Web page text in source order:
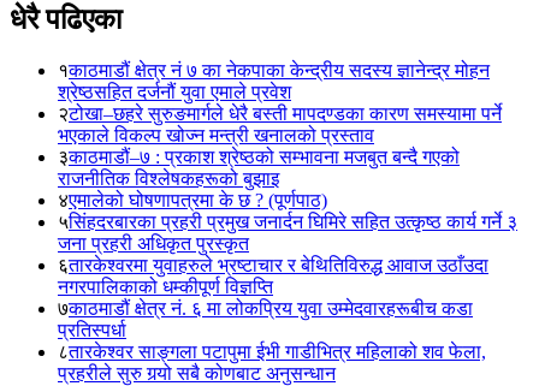
धेरै पढिएका
१काठमाडौं क्षेत्र नं ७ का नेकपाका केन्द्रीय सदस्य ज्ञानेन्द्र मोहन
श्रेष्ठसहित दर्जनौं युवा एमाले प्रवेश
२टोखा–छहरे सुरुङमार्गले धेरै बस्ती मापदण्डका कारण समस्यामा पर्ने
भएकाले विकल्प खोज्न मन्त्री खनालको प्रस्ताव
३काठमाडौं–७ : प्रकाश श्रेष्ठको सम्भावना मजबुत बन्दै गएको
राजनीतिक विश्लेषकहरूको बुझाइ
४एमालेको घोषणापत्रमा के छ ? (पूर्णपाठ)
५सिंहदरबारका प्रहरी प्रमुख जनार्दन घिमिरे सहित उत्कृष्ठ कार्य गर्ने ३
जना प्रहरी अधिकृत पुरस्कृत
६तारकेश्वरमा युवाहरुले भ्रष्टाचार र बेथितिविरुद्ध आवाज उठाँउदा
नगरपालिकाको धम्कीपूर्ण विज्ञप्ति
७काठमाडौं क्षेत्र नं. ६ मा लोकप्रिय युवा उम्मेदवारहरूबीच कडा
प्रतिस्पर्धा
८तारकेश्वर साङ्गला पटापुमा ईभी गाडीभित्र महिलाको शव फेला,
प्रहरीले सुरु गर्‍यो सबै कोणबाट अनुसन्धान